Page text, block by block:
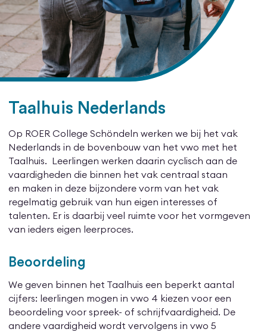
Taalhuis Nederlands
Op ROER College Schöndeln werken we bij het vak
Nederlands in de bovenbouw van het vwo met het
Taalhuis. Leerlingen werken daarin cyclisch aan de
vaardigheden die binnen het vak centraal staan
en maken in deze bijzondere vorm van het vak
regelmatig gebruik van hun eigen interesses of
talenten. Er is daarbij veel ruimte voor het vormgeven
van ieders eigen leerproces.
Beoordeling
We geven binnen het Taalhuis een beperkt aantal
cijfers: leerlingen mogen in vwo 4 kiezen voor een
beoordeling voor spreek- of schrijfvaardigheid. De
andere vaardigheid wordt vervolgens in vwo 5